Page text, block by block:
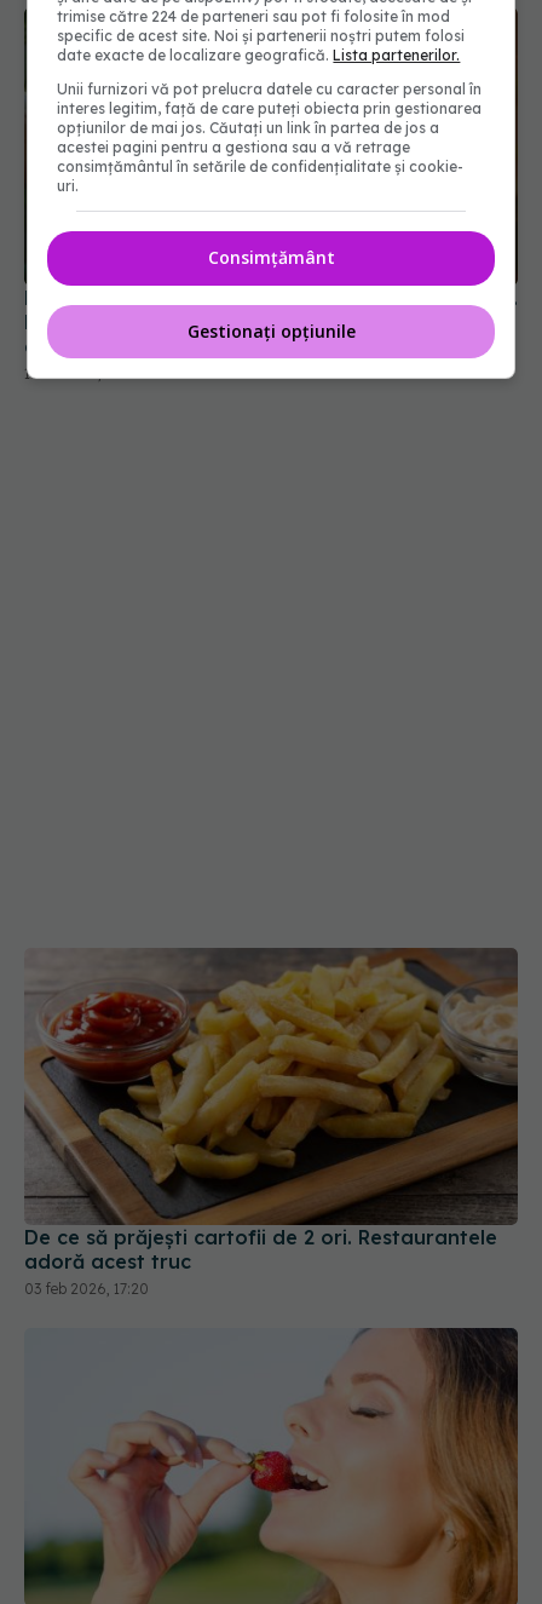
Experimentul surprinzător care combate canicula.
De ce cercetătorii recomandă să aplici iaurt pe
geamuri în timpul verii
15 iul 2026, 17:52
De ce să prăjești cartofii de 2 ori. Restaurantele
adoră acest truc
03 feb 2026, 17:20
trimise către 224 de parteneri sau pot fi folosite în mod
specific de acest site. Noi și partenerii noștri putem folosi
date exacte de localizare geografică.Lista partenerilor.
Unii furnizori vă pot prelucra datele cu caracter personal în
interes legitim, față de care puteți obiecta prin gestionarea
opțiunilor de mai jos. Căutați un link în partea de jos a
acestei pagini pentru a gestiona sau a vă retrage
consimțământul în setările de confidențialitate și cookie-
uri.
Consimțământ
Gestionați opțiunile